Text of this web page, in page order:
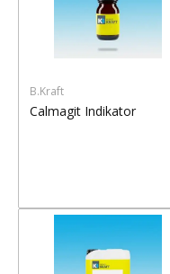
B.Kraft
Calmagit Indikator